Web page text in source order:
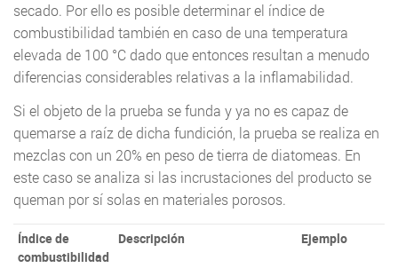
secado. Por ello es posible determinar el índice de
combustibilidad también en caso de una temperatura
elevada de 100 °C dado que entonces resultan a menudo
diferencias considerables relativas a la inflamabilidad.
Si el objeto de la prueba se funda y ya no es capaz de
quemarse a raíz de dicha fundición, la prueba se realiza en
mezclas con un 20% en peso de tierra de diatomeas. En
este caso se analiza si las incrustaciones del producto se
queman por sí solas en materiales porosos.
Índice de
combustibilidad
Descripción Ejemplo